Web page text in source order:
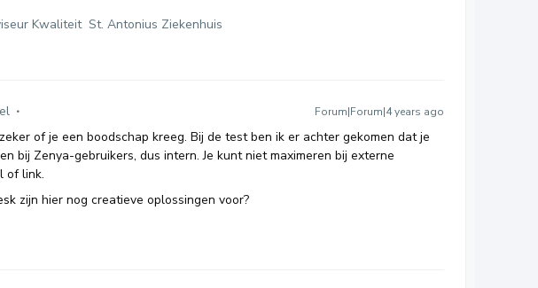
Kwaliteit St. Antonius Ziekenhuis
Forum|Forum|4 years ago
of je een boodschap kreeg. Bij de test ben ik er achter gekomen dat je
bij Zenya-gebruikers, dus intern. Je kunt niet maximeren bij externe
of link.
zijn hier nog creatieve oplossingen voor?